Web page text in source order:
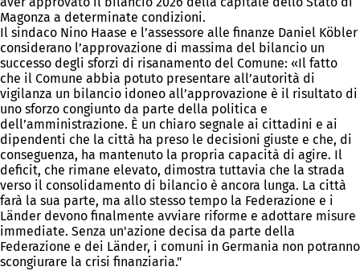
Magonza a determinate condizioni.
Il sindaco Nino Haase e l’assessore alle finanze Daniel Köbler
considerano l’approvazione di massima del bilancio un
successo degli sforzi di risanamento del Comune: «Il fatto
che il Comune abbia potuto presentare all’autorità di
vigilanza un bilancio idoneo all’approvazione è il risultato di
uno sforzo congiunto da parte della politica e
dell’amministrazione. È un chiaro segnale ai cittadini e ai
dipendenti che la città ha preso le decisioni giuste e che, di
conseguenza, ha mantenuto la propria capacità di agire. Il
deficit, che rimane elevato, dimostra tuttavia che la strada
verso il consolidamento di bilancio è ancora lunga. La città
farà la sua parte, ma allo stesso tempo la Federazione e i
Länder devono finalmente avviare riforme e adottare misure
immediate. Senza un'azione decisa da parte della
Federazione e dei Länder, i comuni in Germania non potranno
scongiurare la crisi finanziaria."